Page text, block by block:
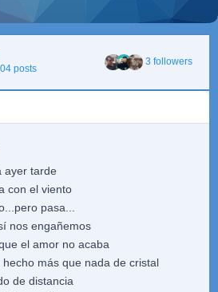
posts
3 followers
ayer tarde
con el viento
pasa...
nos engañemos
el amor no acaba
más que nada de cristal
de distancia